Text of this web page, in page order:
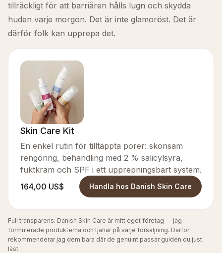
tillräckligt för att barriären hålls lugn och skydda
huden varje morgon. Det är inte glamoröst. Det är
därför folk kan upprepa det.
Skin Care Kit
En enkel rutin för tilltäppta porer: skonsam
rengöring, behandling med 2 % salicylsyra,
fuktkräm och SPF i ett upprepningsbart system.
164,00 US$
Handla hos Danish Skin Care
Full transparens: Danish Skin Care är mitt eget företag — jag
formulerade produkterna och tjänar på varje försäljning. Därför
rekommenderar jag dem bara där de genuint passar guiden du just
läst.